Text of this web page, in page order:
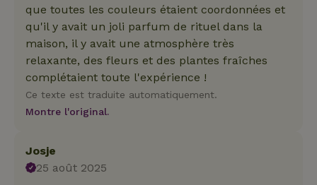
que toutes les couleurs étaient coordonnées et
qu'il y avait un joli parfum de rituel dans la
maison, il y avait une atmosphère très
relaxante, des fleurs et des plantes fraîches
complétaient toute l'expérience !
Ce texte est traduite automatiquement.
Montre l'original.
Josje
25 août 2025